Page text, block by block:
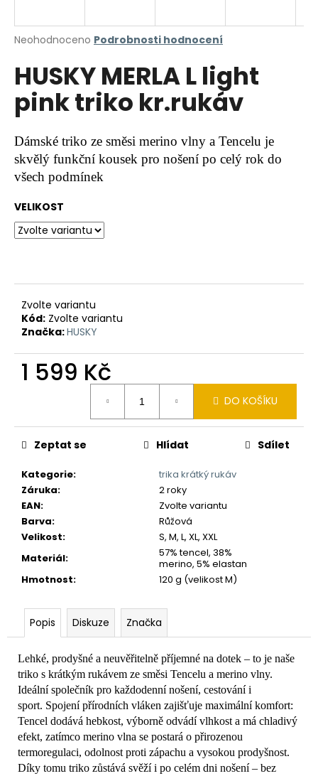
Průměrné
produktu
je
5
hvězdiček.
Neohodnoceno Podrobnosti hodnocení
HUSKY MERLA L light
pink triko kr.rukáv
Dámské triko ze směsi merino vlny a Tencelu je
skvělý funkční kousek pro nošení po celý rok do
všech podmínek
VELIKOST
Zvolte variantu
Kód: Zvolte variantu
Značka:HUSKY
1 599 Kč
DO KOŠÍKU
Kategorie:
trika krátký rukáv
Záruka:
2 roky
EAN:
Zvolte variantu
Barva:
Růžová
Velikost:
S, M, L, XL, XXL
Materiál:
57% tencel, 38%
merino, 5% elastan
Hmotnost: 120 g (velikost M)
Zeptat se Hlídat Sdílet
Popis Diskuze Značka
Lehké, prodyšné a neuvěřitelně příjemné na dotek – to je naše
triko s krátkým rukávem ze směsi Tencelu a merino vlny.
Ideální společník pro každodenní nošení, cestování i
sport. Spojení přírodních vláken zajišťuje maximální komfort:
Tencel dodává hebkost, výborně odvádí vlhkost a má chladivý
efekt, zatímco merino vlna se postará o přirozenou
termoregulaci, odolnost proti zápachu a vysokou prodyšnost.
Díky tomu triko zůstává svěží i po celém dni nošení – bez
j
t
?
HLEDAT
D
o
r
u
č
u
j
e
m